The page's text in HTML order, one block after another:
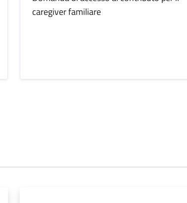
caregiver familiare